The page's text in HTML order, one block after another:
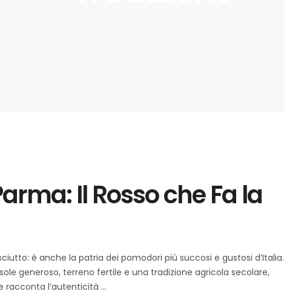
Il Rosso che Fa la
è anche la patria dei pomodori più succosi e gustosi d’Italia.
generoso, terreno fertile e una tradizione agricola secolare,
racconta l’autenticità